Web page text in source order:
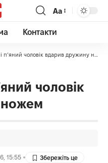
Аа
Контакти
чоловік вдарив дружину ножем
чоловік
15:55